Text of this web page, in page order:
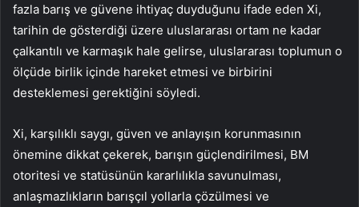
fazla barış ve güvene ihtiyaç duyduğunu ifade eden Xi,
tarihin de gösterdiği üzere uluslararası ortam ne kadar
çalkantılı ve karmaşık hale gelirse, uluslararası toplumun o
ölçüde birlik içinde hareket etmesi ve birbirini
desteklemesi gerektiğini söyledi.
Xi, karşılıklı saygı, güven ve anlayışın korunmasının
önemine dikkat çekerek, barışın güçlendirilmesi, BM
otoritesi ve statüsünün kararlılıkla savunulması,
anlaşmazlıkların barışçıl yollarla çözülmesi ve